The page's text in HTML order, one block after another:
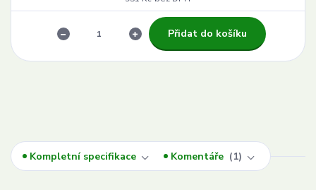
Přidat do košíku
Kompletní specifikace Komentáře 1